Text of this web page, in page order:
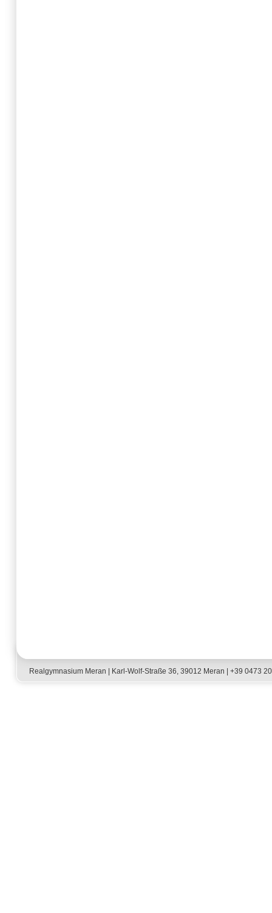
Realgymnasium Meran | Karl-Wolf-Straße 36, 39012 Meran | +39 0473